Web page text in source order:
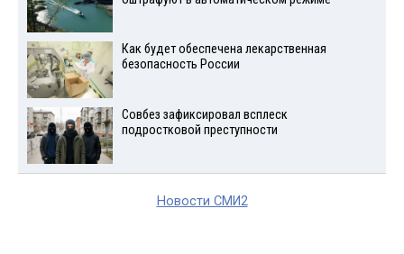
Как будет обеспечена лекарственная
безопасность России
Совбез зафиксировал всплеск
подростковой преступности
Новости СМИ2